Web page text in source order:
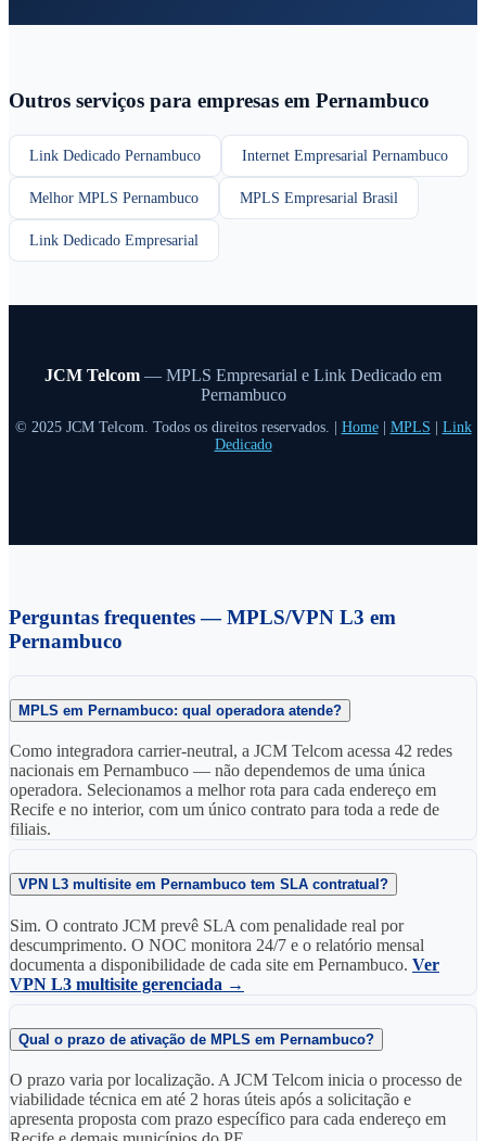
Outros serviços para empresas em Pernambuco
Link Dedicado Pernambuco Internet Empresarial Pernambuco
Melhor MPLS Pernambuco MPLS Empresarial Brasil
Link Dedicado Empresarial
JCM Telcom — MPLS Empresarial e Link Dedicado em
Pernambuco
© 2025 JCM Telcom. Todos os direitos reservados. | Home| MPLS
Link
Dedicado
Perguntas frequentes — MPLS/VPN L3 em
Pernambuco
MPLS em Pernambuco: qual operadora atende?
Como integradora carrier-neutral, a JCM Telcom acessa 42 redes
nacionais em Pernambuco — não dependemos de uma única
operadora. Selecionamos a melhor rota para cada endereço em
Recife e no interior, com um único contrato para toda a rede de
filiais.
VPN L3 multisite em Pernambuco tem SLA contratual?
Sim. O contrato JCM prevê SLA com penalidade real por
descumprimento. O NOC monitora 24/7 e o relatório mensal
documenta a disponibilidade de cada site em Pernambuco. Ver
VPN L3 multisite gerenciada →
Qual o prazo de ativação de MPLS em Pernambuco?
O prazo varia por localização. A JCM Telcom inicia o processo de
viabilidade técnica em até 2 horas úteis após a solicitação e
apresenta proposta com prazo específico para cada endereço em